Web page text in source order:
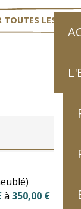
TOUTES LES
à 350,00 €